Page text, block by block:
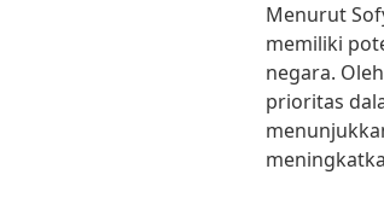
Menurut
memiliki
negara.
prioritas